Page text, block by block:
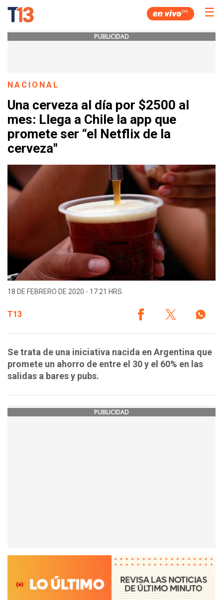
☰
PUBLICIDAD
NACIONAL
Una cerveza al día por $2500 al
mes: Llega a Chile la app que
promete ser “el Netflix de la
cerveza"
18 DE FEBRERO DE 2020 - 17:21 HRS.
T13
Se trata de una iniciativa nacida en Argentina que
promete un ahorro de entre el 30 y el 60% en las
salidas a bares y pubs.
PUBLICIDAD